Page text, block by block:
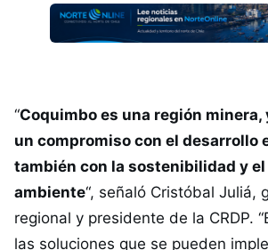
“Coquimbo es una región minera,
un compromiso con el desarrollo
también con la sostenibilidad y
ambiente“, señaló Cristóbal Juliá,
regional y presidente de la CRDP.
las soluciones que se pueden